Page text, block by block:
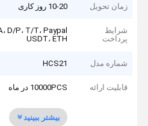
زمان تحویل 10-20 روز کاری
شرایط
پرداخت
USDT، ETH
شماره مدل HCS21
قابلیت ارائه 10000PCS در ماه
بیشتر ببینید